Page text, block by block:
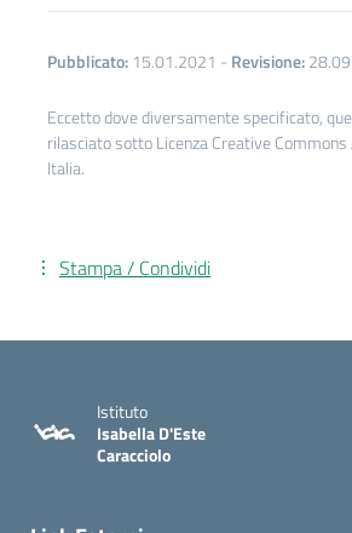
Pubblicato: 15.01.2021 - Revisione:
Eccetto dove diversamente specificato,
rilasciato sotto Licenza Creative
Italia.
Stampa / Condividi
Istituto
Isabella D'Este
Caracciolo